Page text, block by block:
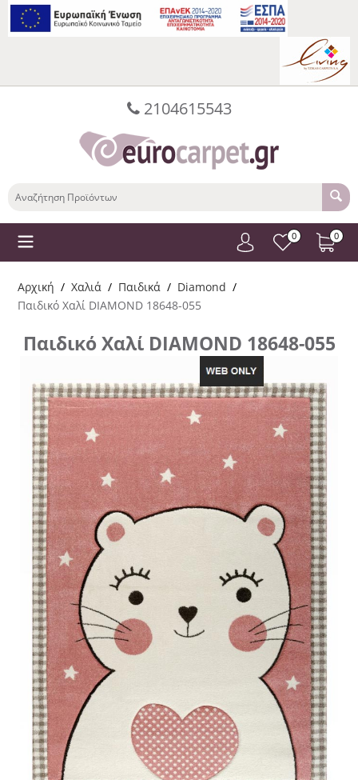
2104615543
0 0
Αρχική / Χαλιά / Παιδικά / Diamond /
Παιδικό Χαλί DIAMOND 18648-055
Παιδικό Χαλί DIAMOND 18648-055